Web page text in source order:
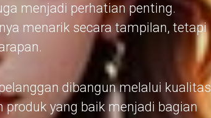
menjadi perhatian penting.
menarik secara tampilan, tetapi
dibangun melalui kualitas
produk yang baik menjadi bagian